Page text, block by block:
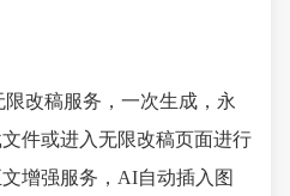
限改稿服务，一次生成，永
件或进入无限改稿页面进行
增强服务，AI自动插入图